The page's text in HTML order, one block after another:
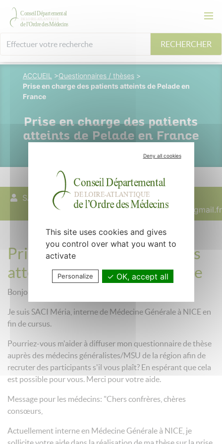
RECHERCHER
ACCUEIL >Questionnaires / thèses >
Prise en charge des patients atteints de Pelade en
France
Prise en charge des patients
atteints de Pelade en France
SACI Méria
08 mars 2025
sacimeria@gmail.fr
Prise en charge des patients
atteints de Pelade en France
Bonjour,
Je suis SACI Méria, interne de Médecine Générale à NICE en
fin de cursus.
Pourriez-vous m'aider à diffuser mon questionnaire de thèse
auprès des médecins généralistes/MSU de la région afin de
recruter des participants s'il vous plaît? En espérant que cela
est possible pour vous. Merci pour votre aide.
Message pour les médecins: "Chers confrères, chères
consœurs,
Actuellement interne en Médecine Générale à NICE, je
Deny all cookies
This site uses cookies and gives
you control over what you want to
activate
Personalize OK, accept all